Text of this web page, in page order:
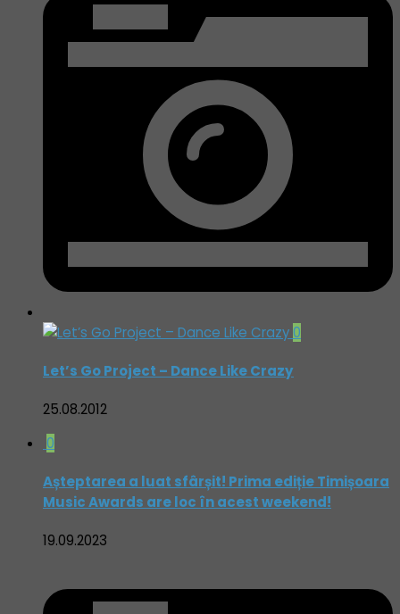
0
Let’s Go Project – Dance Like Crazy
25.08.2012
0
Așteptarea a luat sfârșit! Prima ediție Timișoara
Music Awards are loc în acest weekend!
19.09.2023